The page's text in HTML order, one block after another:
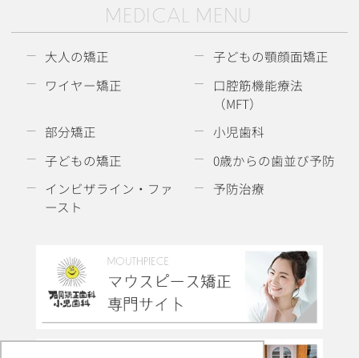
MEDICAL MENU
大人の矯正
子どもの顎顔面矯正
ワイヤー矯正
口腔筋機能療法
（MFT）
部分矯正
小児歯科
子どもの矯正
0歳からの歯並び予防
インビザライン・ファ
ースト
予防治療